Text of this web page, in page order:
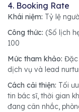
4. Booking Rate
Khái niệm: Tỷ lệ
Công thức: (Số lịch
100
Mức tham khảo: Đặc
dịch vụ và lead
Cách cải thiện: Tối
tin bác sĩ, thời gian
đang cân nhắc,